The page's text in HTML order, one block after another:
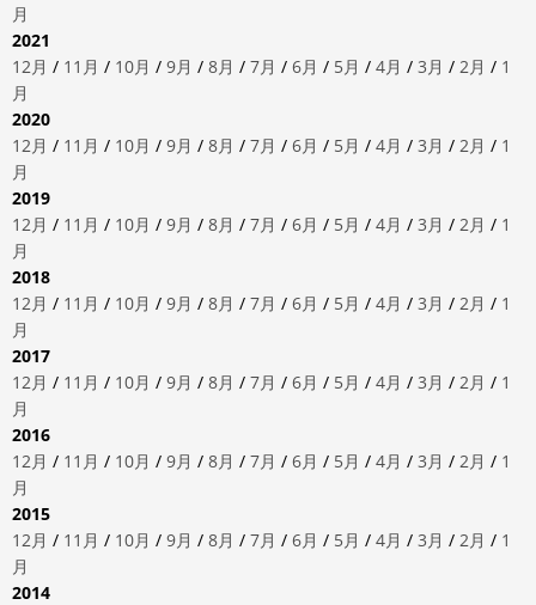
月
2021
12月 / 11月 / 10月 / 9月 / 8月 / 7月 / 6月 / 5月 / 4月 / 3月 / 2月 / 1
月
2020
12月 / 11月 / 10月 / 9月 / 8月 / 7月 / 6月 / 5月 / 4月 / 3月 / 2月 / 1
月
2019
12月 / 11月 / 10月 / 9月 / 8月 / 7月 / 6月 / 5月 / 4月 / 3月 / 2月 / 1
月
2018
12月 / 11月 / 10月 / 9月 / 8月 / 7月 / 6月 / 5月 / 4月 / 3月 / 2月 / 1
月
2017
12月 / 11月 / 10月 / 9月 / 8月 / 7月 / 6月 / 5月 / 4月 / 3月 / 2月 / 1
月
2016
12月 / 11月 / 10月 / 9月 / 8月 / 7月 / 6月 / 5月 / 4月 / 3月 / 2月 / 1
月
2015
12月 / 11月 / 10月 / 9月 / 8月 / 7月 / 6月 / 5月 / 4月 / 3月 / 2月 / 1
月
2014